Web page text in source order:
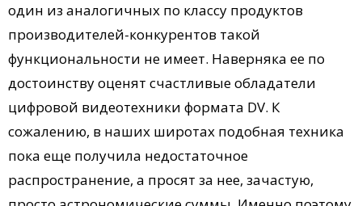
один из аналогичных по классу продуктов
производителей-конкурентов такой
функциональности не имеет. Наверняка ее по
достоинству оценят счастливые обладатели
цифровой видеотехники формата DV. К
сожалению, в наших широтах подобная техника
пока еще получила недостаточное
распространение, а просят за нее, зачастую,